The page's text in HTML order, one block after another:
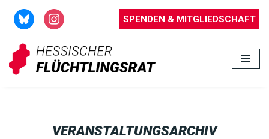
Zum
Inhalt
springen
SPENDEN & MITGLIEDSCHAFT
VERANSTALTUNGSARCHIV